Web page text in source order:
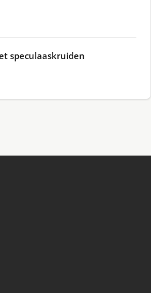
speculaaskruiden